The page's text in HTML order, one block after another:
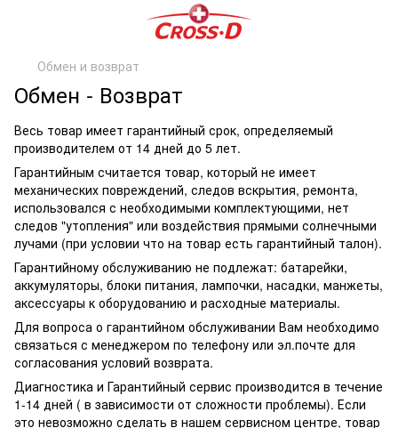
Обмен и возврат
Обмен - Возврат
Весь товар имеет гарантийный срок, определяемый
производителем от 14 дней до 5 лет.
Гарантийным считается товар, который не имеет
механических повреждений, следов вскрытия, ремонта,
использовался с необходимыми комплектующими, нет
следов "утопления" или воздействия прямыми солнечными
лучами (при условии что на товар есть гарантийный талон).
Гарантийному обслуживанию не подлежат: батарейки,
аккумуляторы, блоки питания, лампочки, насадки, манжеты,
аксессуары к оборудованию и расходные материалы.
Для вопроса о гарантийном обслуживании Вам необходимо
связаться с менеджером по телефону или эл.почте для
согласования условий возврата.
Диагностика и Гарантийный сервис производится в течение
1-14 дней ( в зависимости от сложности проблемы). Если
это невозможно сделать в нашем сервисном центре, товар